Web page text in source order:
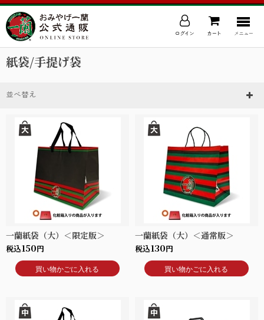
ログイン カート メニュー
紙袋/手提げ袋
並べ替え
一蘭紙袋（大）＜限定版＞
税込150円
買い物かごに入れる
一蘭紙袋（大）＜通常版＞
税込130円
買い物かごに入れる